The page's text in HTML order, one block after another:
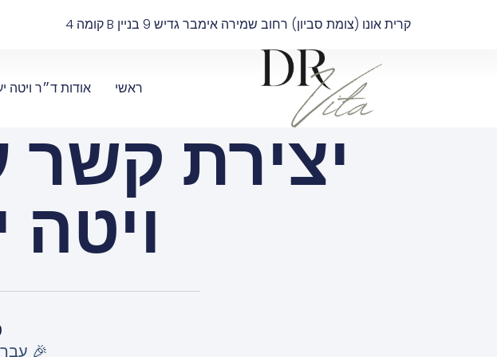
קרית אונו (צומת סביון) רחוב שמירה אימבר גדיש 9 בניין B קומה 4
ראשי אודות ד״ר ויטה
יצירת
🎉